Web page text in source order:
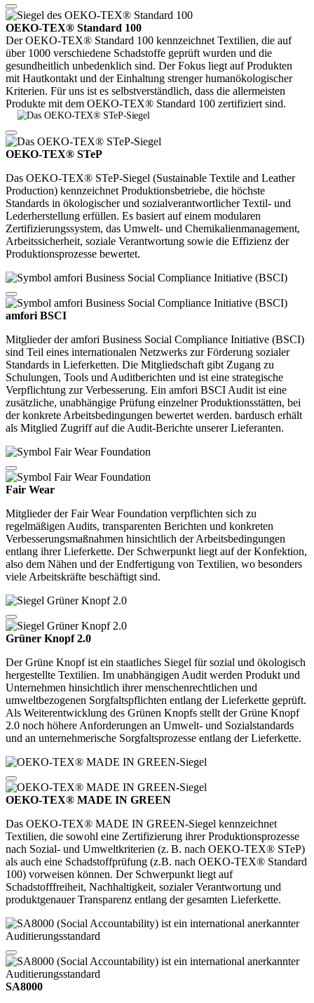
OEKO-TEX® Standard 100
Der OEKO-TEX® Standard 100 kennzeichnet Textilien, die auf
über 1000 verschiedene Schadstoffe geprüft wurden und die
gesundheitlich unbedenklich sind. Der Fokus liegt auf Produkten
mit Hautkontakt und der Einhaltung strenger humanökologischer
Kriterien. Für uns ist es selbstverständlich, dass die allermeisten
Produkte mit dem OEKO-TEX® Standard 100 zertifiziert sind.
OEKO-TEX® STeP
Das OEKO-TEX® STeP-Siegel (Sustainable Textile and Leather
Production) kennzeichnet Produktionsbetriebe, die höchste
Standards in ökologischer und sozialverantwortlicher Textil- und
Lederherstellung erfüllen. Es basiert auf einem modularen
Zertifizierungssystem, das Umwelt- und Chemikalienmanagement,
Arbeitssicherheit, soziale Verantwortung sowie die Effizienz der
Produktionsprozesse bewertet.
amfori BSCI
Mitglieder der amfori Business Social Compliance Initiative (BSCI)
sind Teil eines internationalen Netzwerks zur Förderung sozialer
Standards in Lieferketten. Die Mitgliedschaft gibt Zugang zu
Schulungen, Tools und Auditberichten und ist eine strategische
Verpflichtung zur Verbesserung. Ein amfori BSCI Audit ist eine
zusätzliche, unabhängige Prüfung einzelner Produktionsstätten, bei
der konkrete Arbeitsbedingungen bewertet werden. bardusch erhält
als Mitglied Zugriff auf die Audit-Berichte unserer Lieferanten.
Fair Wear
Mitglieder der Fair Wear Foundation verpflichten sich zu
regelmäßigen Audits, transparenten Berichten und konkreten
Verbesserungsmaßnahmen hinsichtlich der Arbeitsbedingungen
entlang ihrer Lieferkette. Der Schwerpunkt liegt auf der Konfektion,
also dem Nähen und der Endfertigung von Textilien, wo besonders
viele Arbeitskräfte beschäftigt sind.
Grüner Knopf 2.0
Der Grüne Knopf ist ein staatliches Siegel für sozial und ökologisch
hergestellte Textilien. Im unabhängigen Audit werden Produkt und
Unternehmen hinsichtlich ihrer menschenrechtlichen und
umweltbezogenen Sorgfaltspflichten entlang der Lieferkette geprüft.
Als Weiterentwicklung des Grünen Knopfs stellt der Grüne Knopf
2.0 noch höhere Anforderungen an Umwelt- und Sozialstandards
und an unternehmerische Sorgfaltsprozesse entlang der Lieferkette.
OEKO-TEX® MADE IN GREEN
Das OEKO-TEX® MADE IN GREEN-Siegel kennzeichnet
Textilien, die sowohl eine Zertifizierung ihrer Produktionsprozesse
nach Sozial- und Umweltkriterien (z. B. nach OEKO-TEX® STeP)
als auch eine Schadstoffprüfung (z.B. nach OEKO-TEX® Standard
100) vorweisen können. Der Schwerpunkt liegt auf
Schadstofffreiheit, Nachhaltigkeit, sozialer Verantwortung und
produktgenauer Transparenz entlang der gesamten Lieferkette.
SA8000